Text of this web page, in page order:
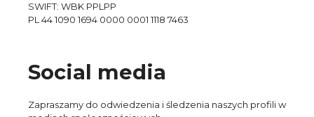
SWIFT: WBK PPLPP
PL 44 1090 1694 0000 0001 1118 7463
Social media
Zapraszamy do odwiedzenia i śledzenia naszych profili w